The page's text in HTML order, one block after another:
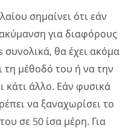
σημαίνει ότι εάν
για διαφόρους
συνολικά, θα έχει ακόμα
τη μέθοδό του ή να την
κάτι άλλο. Εάν φυσικά
να ξαναχωρίσει το
σε 50 ίσα μέρη. Για